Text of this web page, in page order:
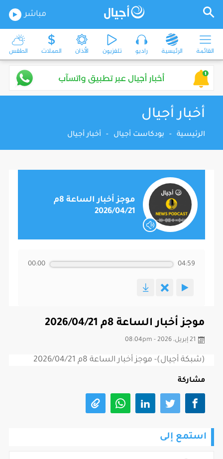
مباشر
القائمة الرئيسية راديو تلفزيون الأذان العملات الطقس
أخبار أجيال
الرئيسية - بودكاست أجيال - أخبار أجيال
موجز أخبار الساعة 8م
2026/04/21
00:00 04:59
موجز أخبار الساعة 8م 2026/04/21
21 إبريل، 2026 - 08:04pm
(شبكة أجيال)- موجز أخبار الساعة 8م 2026/04/21
مشاركة
استمع إلى